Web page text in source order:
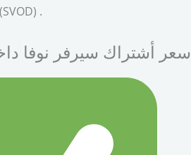
اشتراك فيديو حسب الطلب(SVOD) .
سعر أشتراك سيرفر نوفا